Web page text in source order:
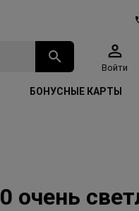
Войти
БОНУСНЫЕ КАРТЫ
очень